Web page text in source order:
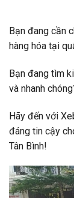
Bạn đang cần
hàng hóa tại
Bạn đang tìm
và nhanh
Hãy đến với
đáng tin cậy
Tân Bình!